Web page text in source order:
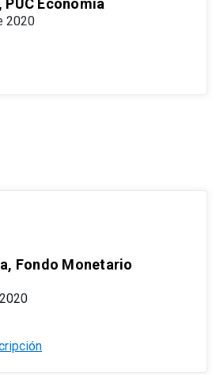
Economía
2020
Fondo Monetario